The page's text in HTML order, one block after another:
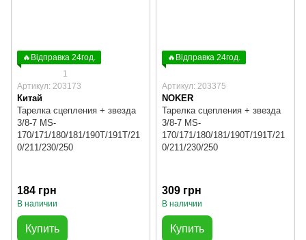
🔥Відправка 24год.
1
Артикул: 203173
Китай
Тарелка сцепления + звезда
3/8-7 MS-
170/171/180/181/190T/191T/21
0/211/230/250
184 грн
В наличии
Купить
🔥Відправка 24год.
Артикул: 203375
NOKER
Тарелка сцепления + звезда
3/8-7 MS-
170/171/180/181/190T/191T/21
0/211/230/250
309 грн
В наличии
Купить